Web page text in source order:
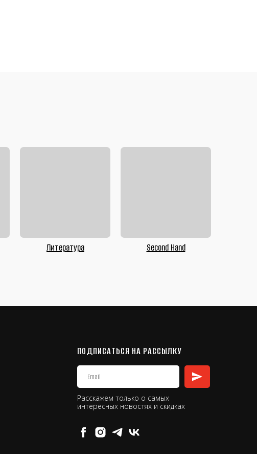
Литература Second Hand
ПОДПИСАТЬСЯ НА РАССЫЛКУ
Расскажем только о самых
интересных новостях и скидках